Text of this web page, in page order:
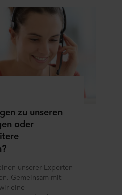
zu unseren
oder
unserer Experten
Gemeinsam mit
eine